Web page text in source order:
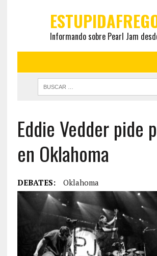
Informando sobre Pearl Jam
Eddie Vedder pide
en Oklahoma
DEBATES: Oklahoma